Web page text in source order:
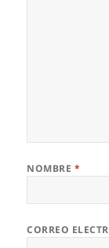
NOMBRE *
CORREO